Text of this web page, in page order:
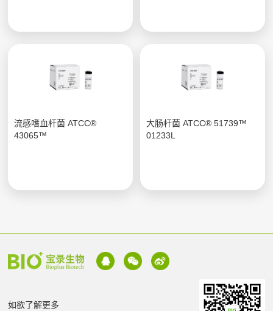
流感嗜血杆菌 ATCC®
43065™
大肠杆菌 ATCC® 51739™
01233L
如欲了解更多